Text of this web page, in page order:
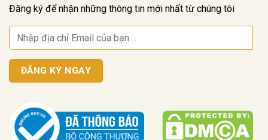
Đăng ký để nhận những thông tin mới nhất từ chúng tôi